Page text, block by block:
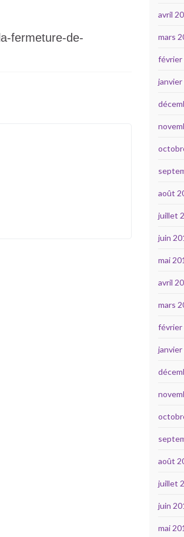
fermeture-de-
avril
mars
février
janvier
août
juillet
juin
mai
avril
mars
février
janvier
août
juillet
juin
mai